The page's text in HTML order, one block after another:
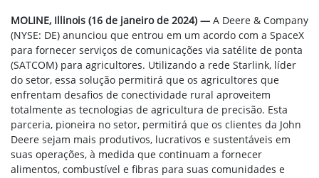
MOLINE, Illinois (16 de janeiro de 2024) — A Deere & Company
(NYSE: DE) anunciou que entrou em um acordo com a SpaceX
para fornecer serviços de comunicações via satélite de ponta
(SATCOM) para agricultores. Utilizando a rede Starlink, líder
do setor, essa solução permitirá que os agricultores que
enfrentam desafios de conectividade rural aproveitem
totalmente as tecnologias de agricultura de precisão. Esta
parceria, pioneira no setor, permitirá que os clientes da John
Deere sejam mais produtivos, lucrativos e sustentáveis em
suas operações, à medida que continuam a fornecer
alimentos, combustível e fibras para suas comunidades e